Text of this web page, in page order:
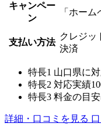
キャンペー
ン
「ホー
支払い方法
クレジッ
決済
特長1 山口県に
特長2 対応実績
特長3 料金の目
詳細・口コミを見る